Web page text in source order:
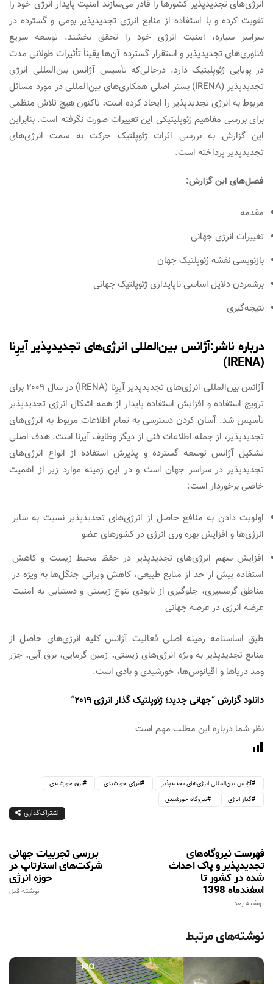
انرژی‌های تجدیدپذیر کشورها را قادر می‌سازند امنیت پایدار انرژی خود را
تقویت کرده و با استفاده از منابع انرژی تجدیدپذیر بومی و گسترده در
سراسر سیاره، امنیت انرژی خود را تحقق بخشند. توسعه سریع
فناوری‌های تجدیدپذیر و استقرار گسترده آن‌ها یقیناً تأثیرات طولانی مدت
در پویایی ژئوپلیتیک دارد. درحالی‌که تأسیس آژانس بین‌المللی انرژی
تجدیدپذیر (IRENA) بستر اصلی همکاری‌های بین‌المللی در مورد مسائل
مربوط به انرژی تجدیدپذیر را ایجاد کرده است، تاکنون هیچ تلاش منظمی
برای بررسی مفاهیم ژئوپلیتیکی این تغییرات صورت نگرفته است. بنابراین
این گزارش به بررسی اثرات ژئوپلتیک حرکت به سمت انرژی‌های
تجدیدپذیر پرداخته است.
فصل‌های این گزارش:
مقدمه
تغییرات انرژی جهانی
بازنویسی نقشه ژئوپلتیک جهان
برشمردن دلایل اساسی ناپایداری ژئوپلتیک جهانی
نتیجه‌گیری
درباره ناشر:آژانس بین‌المللی انرژی‌های تجدیدپذیر آیرِنا
(IRENA)
آژانس بین‌المللی انرژی‌های تجدیدپذیر آیرِنا (IRENA) در سال ۲۰۰۹ برای
ترویج استفاده و افزایش استفاده پایدار از همه اشکال انرژی تجدیدپذیر
تأسیس شد. آسان کردن دسترسی به تمام اطلاعات مربوط به انرژی‌های
تجدیدپذیر، از جمله اطلاعات فنی از دیگر وظایف آیرنا است. هدف اصلی
تشکیل آژانس توسعه گسترده و پذیرش استفاده از انواع انرژی‌های
تجدیدپذیر در سراسر جهان است و در این زمینه موارد زیر از اهمیت
خاصی برخوردار است:
اولویت دادن به منافع حاصل از انرژی‌های تجدیدپذیر نسبت به سایر
انرژی‌ها و افزایش بهره وری انرژی در کشورهای عضو
افزایش سهم انرژی‌های تجدیدپذیر در حفظ محیط زیست و کاهش
استفاده بیش از حد از منابع طبیعی، کاهش ویرانی جنگل‌ها به ویژه در
مناطق گرمسیری، جلوگیری از نابودی تنوع زیستی و دستیابی به امنیت
عرضه انرژی در عرصه جهانی
طبق اساسنامه زمینه اصلی فعالیت آژانس کلیه انرژی‌های حاصل از
منابع تجدیدپذیر به ویژه انرژی‌های زیستی، زمین گرمایی، برق آبی، جزر
ومد دریاها و اقیانوس‌ها، خورشیدی و بادی است.
دانلود گزارش “جهانی جدید؛ ژئوپلتیک گذار انرژی ۲۰۱۹ “
نظر شما درباره این مطلب مهم است
آژانس بین‌المللی انرژی‌های تجدیدپذیر انرژی خورشیدی
برق خورشیدی
گذار انرژی
نیروگاه خورشیدی
اشتراک‌گذاری
بررسی تجربیات جهانی
شرکت‌های استارتاپ در
حوزه انرژی
نوشته قبل
فهرست نیروگاه‌های
تجدیدپذیر و پاک احداث
شده در کشور تا
اسفندماه 1398
نوشته بعد
نوشته‌های مرتبط